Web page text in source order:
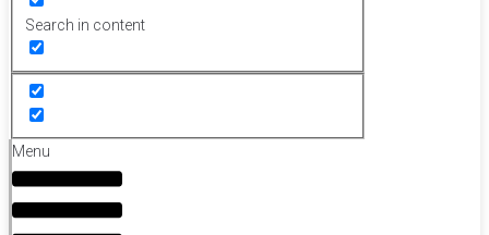
Search in content
Menu